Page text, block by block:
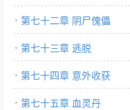
第七十二章 阴尸傀儡
第七十三章 逃脱
第七十四章 意外收获
第七十五章 血灵丹